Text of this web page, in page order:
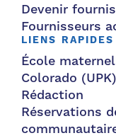
Devenir
Fournisseurs
LIENS RAPIDES
École
Colorado (UPK)
Rédaction
Réservations